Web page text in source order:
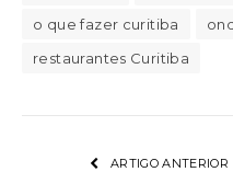
o que fazer curitiba
restaurantes Curitiba
ARTIGO ANTERIOR